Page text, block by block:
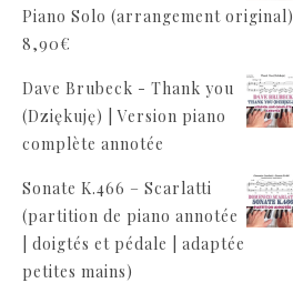
Piano Solo (arrangement original)
8,90€
Dave Brubeck - Thank you
(Dziękuję) | Version piano
complète annotée
Sonate K.466 – Scarlatti
(partition de piano annotée
| doigtés et pédale | adaptée
petites mains)